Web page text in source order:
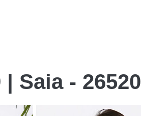
Saia - 26520